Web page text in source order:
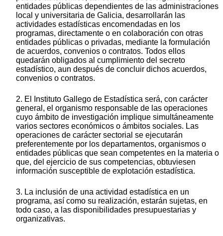
entidades públicas dependientes de las administraciones
local y universitaria de Galicia, desarrollarán las
actividades estadísticas encomendadas en los
programas, directamente o en colaboración con otras
entidades públicas o privadas, mediante la formulación
de acuerdos, convenios o contratos. Todos ellos
quedarán obligados al cumplimiento del secreto
estadístico, aun después de concluir dichos acuerdos,
convenios o contratos.
2. El Instituto Gallego de Estadística será, con carácter
general, el organismo responsable de las operaciones
cuyo ámbito de investigación implique simultáneamente
varios sectores económicos o ámbitos sociales. Las
operaciones de carácter sectorial se ejecutarán
preferentemente por los departamentos, organismos o
entidades públicas que sean competentes en la materia o
que, del ejercicio de sus competencias, obtuviesen
información susceptible de explotación estadística.
3. La inclusión de una actividad estadística en un
programa, así como su realización, estarán sujetas, en
todo caso, a las disponibilidades presupuestarias y
organizativas.